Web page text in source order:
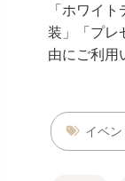
「ホワイ
装」「プレ
由にご利用
イベン